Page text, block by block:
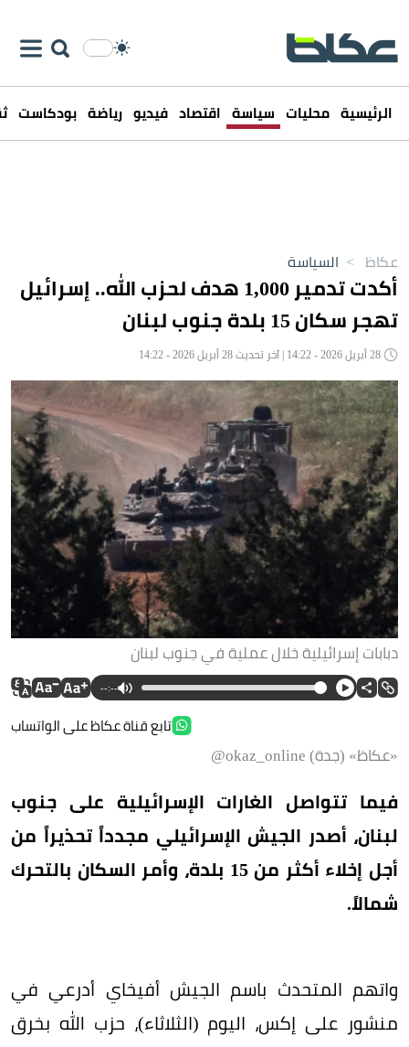
الرئيسية محليات سياسة اقتصاد فيديو رياضة بودكاست
عكاظ > السياسة
أكدت تدمير 1,000 هدف لحزب الله.. إسرائيل
تهجر سكان 15 بلدة جنوب لبنان
دبابات إسرائيلية خلال عملية في جنوب لبنان
--:--
تابع قناة عكاظ على الواتساب
«عكاظ» (جدة) okaz_online@
فيما تتواصل الغارات الإسرائيلية على جنوب
لبنان، أصدر الجيش الإسرائيلي مجدداً تحذيراً من
أجل إخلاء أكثر من 15 بلدة، وأمر السكان بالتحرك
شمالاً.
واتهم المتحدث باسم الجيش أفيخاي أدرعي في
منشور على إكس، اليوم (الثلاثاء)، حزب الله بخرق